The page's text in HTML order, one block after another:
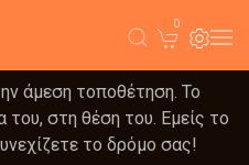
0
άμεση τοποθέτηση. Το
στη θέση του. Εμείς το
το δρόμο σας!